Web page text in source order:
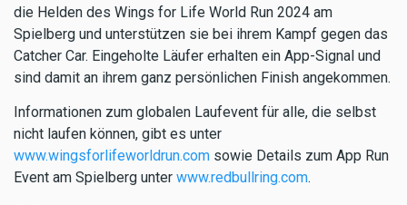
die Helden des Wings for Life World Run 2024 am
Spielberg und unterstützen sie bei ihrem Kampf gegen das
Catcher Car. Eingeholte Läufer erhalten ein App-Signal und
sind damit an ihrem ganz persönlichen Finish angekommen.
Informationen zum globalen Laufevent für alle, die selbst
nicht laufen können, gibt es unter
www.wingsforlifeworldrun.com sowie Details zum App Run
Event am Spielberg unter www.redbullring.com.